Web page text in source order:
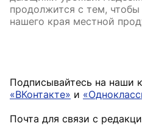
продолжится с тем,
нашего края местной
Подписывайтесь на наши
«ВКонтакте» и
Почта для связи с